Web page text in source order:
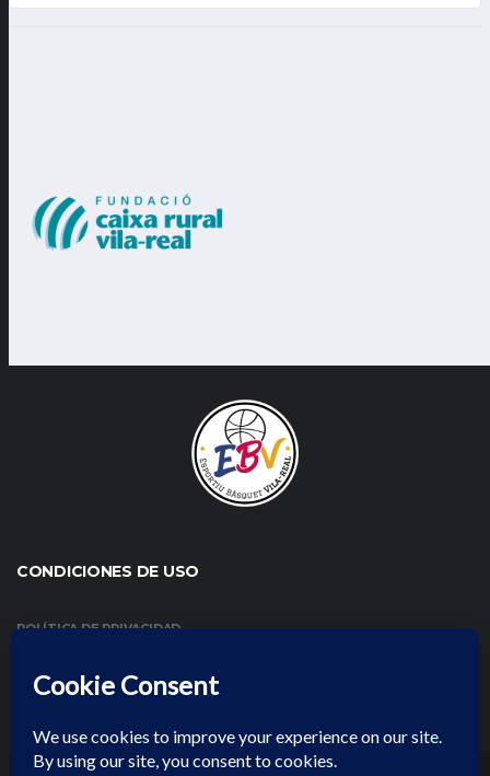
CONDICIONES DE USO
POLÍTICA DE PRIVACIDAD